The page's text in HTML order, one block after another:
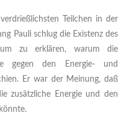
Teilchen in der
Pauli schlug die Existenz des
zu erklären, warum die
gegen den Energie- und
Er war der Meinung, daß
zusätzliche Energie und den